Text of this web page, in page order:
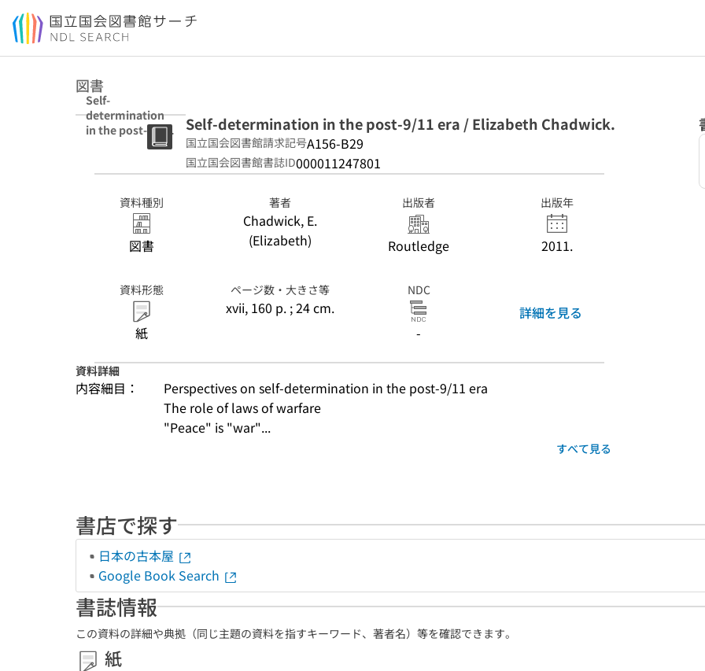
本文へ移動
図書
Self-
determination
in the post-9/11
era / Elizabeth
Self-determination in the post-9/11 era / Elizabeth Chadwick.
国立国会図書館請求記号A156-B29
国立国会図書館書誌ID000011247801
資料種別
図書
著者
Chadwick, E.
(Elizabeth)
出版者
Routledge
出版年
2011.
資料形態
紙
ページ数・大きさ等
xvii, 160 p. ; 24 cm.
NDC
-
詳細を見る
資料詳細
内容細目：
Perspectives on self-determination in the post-9/11 era
The role of laws of warfare
"Peace" is "war"...
すべて見る
書店で探す
日本の古本屋
Google Book Search
書誌情報
この資料の詳細や典拠（同じ主題の資料を指すキーワード、著者名）等を確認できます。
紙